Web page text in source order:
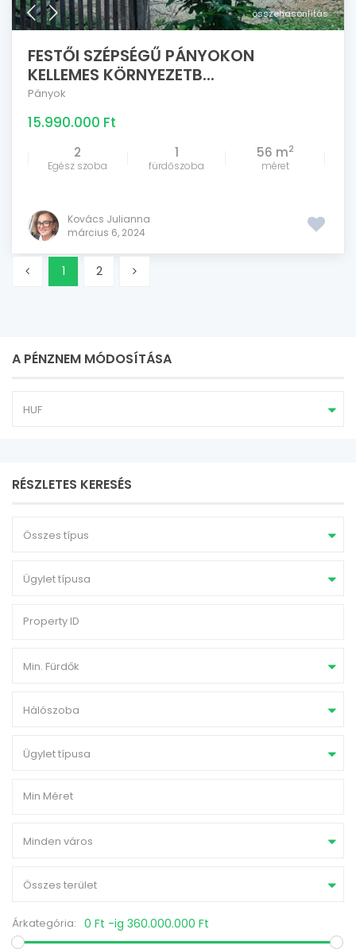
összehasonlítás
FESTŐI SZÉPSÉGŰ PÁNYOKON
KELLEMES KÖRNYEZETB...
Pányok
15.990.000 Ft
2
Egész szoba
1
fürdőszoba
56 m2
méret
Kovács Julianna
március 6, 2024
1 2
A PÉNZNEM MÓDOSÍTÁSA
HUF
RÉSZLETES KERESÉS
Összes típus
Ügylet típusa
Min. Fürdők
Hálószoba
Ügylet típusa
Minden város
Összes terület
Árkategória: 0 Ft -ig 360.000.000 Ft